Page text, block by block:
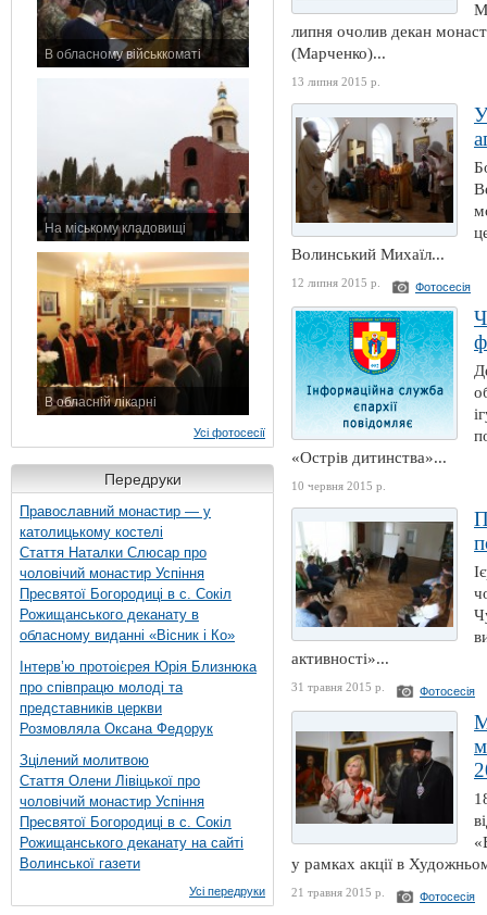
В обласному військкоматі
На міському кладовищі
В обласній лікарні
Усі фотосесії
Передруки
Православний монастир — у
католицькому костелі
Стаття Наталки Слюсар про
чоловічий монастир Успіння
Пресвятої Богородиці в с. Сокіл
Рожищанського деканату в
обласному виданні «Вісник і Ко»
Інтерв’ю протоієрея Юрія Близнюка
про співпрацю молоді та
представників церкви
Розмовляла Оксана Федорук
Зцілений молитвою
Стаття Олени Лівіцької про
чоловічий монастир Успіння
Пресвятої Богородиці в с. Сокіл
Рожищанського деканату на сайті
Волинської газети
Усі передруки
липня очолив декан
(Марченко)...
13 липня 2015 р.
Волинський Михаїл...
12 липня 2015 р. Фотосесія
«Острів дитинства»...
10 червня 2015 р.
активності»...
31 травня 2015 р. Фотосесія
у рамках акції в
21 травня 2015 р. Фотосесія